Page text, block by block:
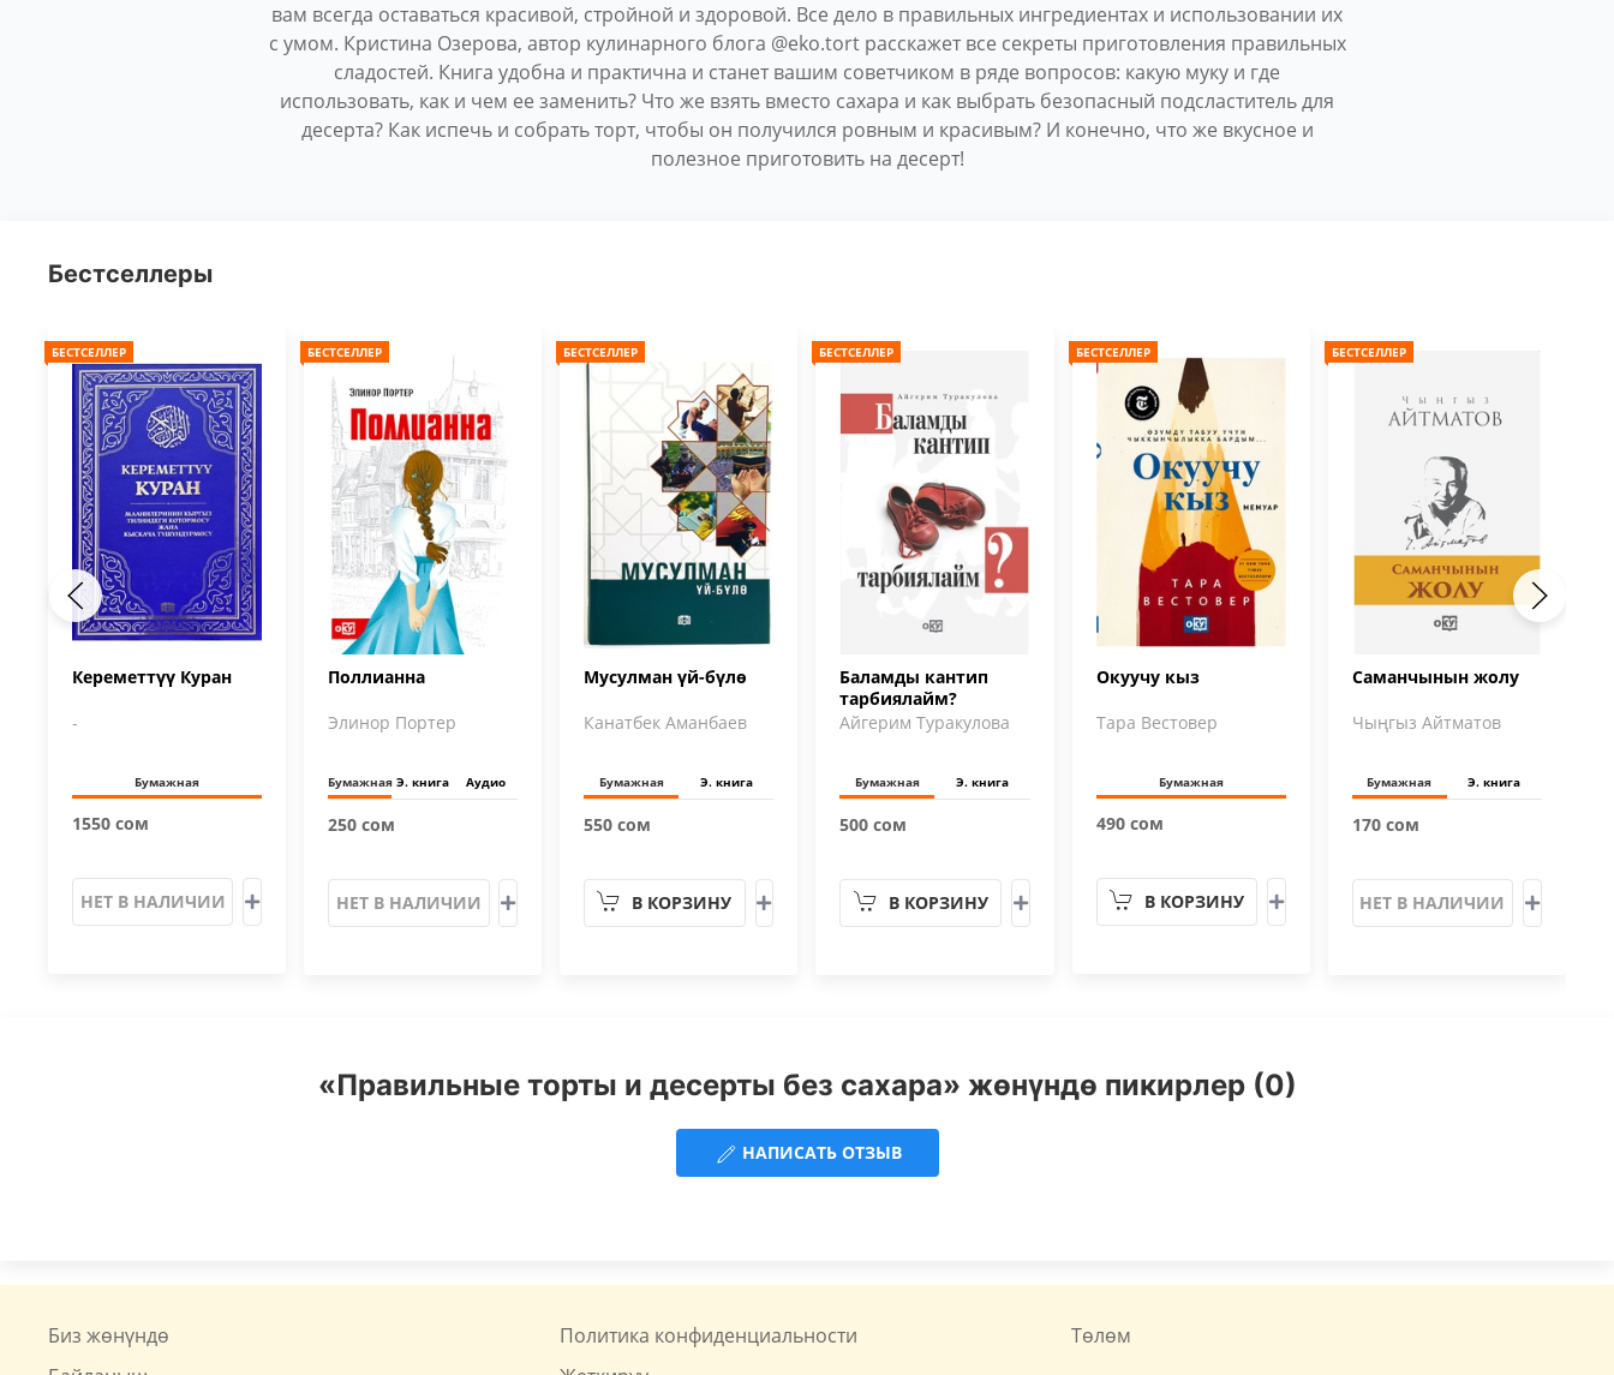
вам всегда оставаться красивой, стройной и здоровой. Все дело в правильных ингредиентах и использовании их
с умом. Кристина Озерова, автор кулинарного блога @eko.tort расскажет все секреты приготовления правильных
сладостей. Книга удобна и практична и станет вашим советчиком в ряде вопросов: какую муку и где
использовать, как и чем ее заменить? Что же взять вместо сахара и как выбрать безопасный подсластитель для
десерта? Как испечь и собрать торт, чтобы он получился ровным и красивым? И конечно, что же вкусное и
полезное приготовить на десерт!
Бестселлеры
БЕСТСЕЛЛЕР
Кереметтүү Куран
-
Бумажная
1550 сом
НЕТ В НАЛИЧИИ
БЕСТСЕЛЛЕР
Поллианна
Элинор Портер
Бумажная Э. книга Аудио
250 сом
НЕТ В НАЛИЧИИ
БЕСТСЕЛЛЕР
Мусулман үй-бүлө
Канатбек Аманбаев
Бумажная Э. книга
550 сом
В КОРЗИНУ
БЕСТСЕЛЛЕР
Баламды кантип
тарбиялайм?
Айгерим Туракулова
Бумажная Э. книга
500 сом
В КОРЗИНУ
БЕСТСЕЛЛЕР
Окуучу кыз
Тара Вестовер
Бумажная
490 сом
В КОРЗИНУ
БЕСТСЕЛЛЕР
Саманчынын жолу
Чыңгыз Айтматов
Бумажная Э. книга
170 сом
НЕТ В НАЛИЧИИ
«Правильные торты и десерты без сахара» жөнүндө пикирлер (0)
НАПИСАТЬ ОТЗЫВ
Биз жөнүндө Политика конфиденциальности
Төлөм